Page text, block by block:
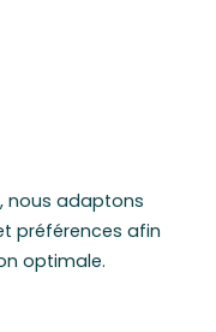
nous adaptons
préférences afin
optimale.